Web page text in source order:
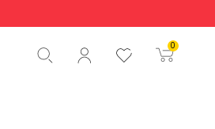
0
€0.00
Start order